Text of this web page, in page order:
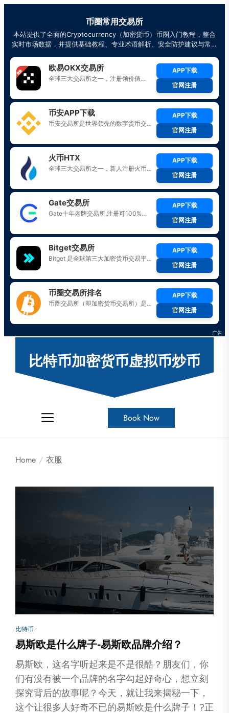
比特币加密货币虚拟币炒币
Book Now
Home 衣服
比特币
易斯欧是什么牌子-易斯欧品牌介绍？
易斯欧，这名字听起来是不是很酷？朋友们，你
们有没有被一个品牌的名字勾起好奇心，想立刻
探究背后的故事呢？今天，就让我来揭秘一下，
这个让很多人好奇不已的易斯欧是什么牌子！?正